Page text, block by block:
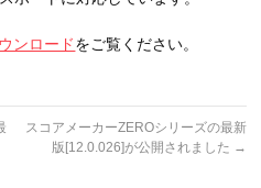
ンロードをご覧ください。
スコアメーカーZEROシリーズの最新
版[12.0.026]が公開されました →